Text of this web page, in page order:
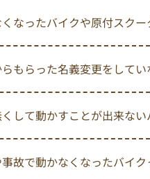
くなったバイクや原付スク
らもらった名義変更をして
くして動かすことが出来な
事故で動かなくなったバイ